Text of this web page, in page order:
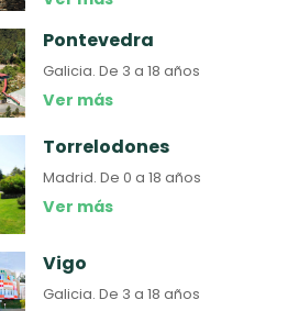
Pontevedra
Galicia.De 3 a 18 años
Ver más
Torrelodones
Madrid.De 0 a 18 años
Ver más
Vigo
Galicia.De 3 a 18 años